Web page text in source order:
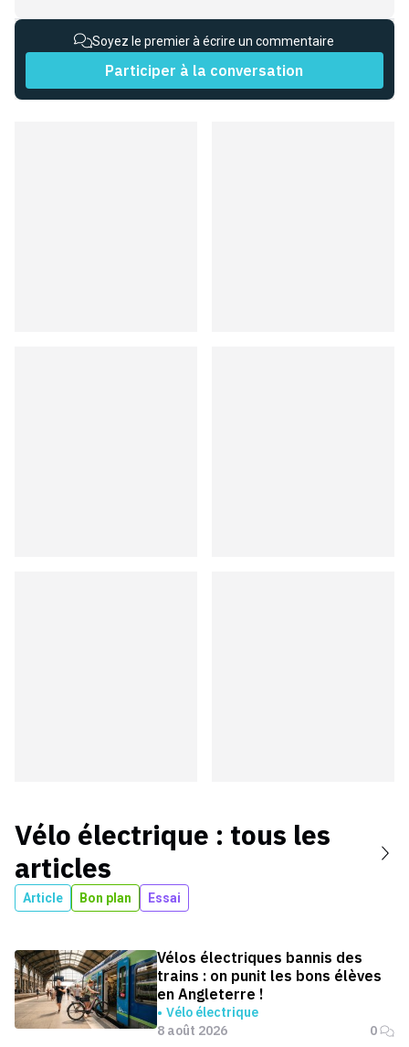
Soyez le premier à écrire un commentaire
Participer à la conversation
Vélo électrique : tous les
articles
Article Bon plan Essai
Vélos électriques bannis des
trains : on punit les bons élèves
en Angleterre !
Vélo électrique
8 août 2026
0